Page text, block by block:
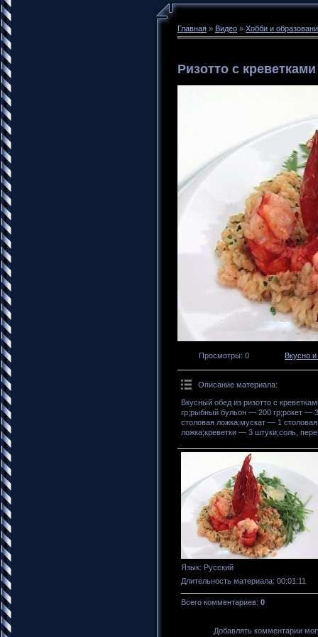
Главная » Видео » Хобби и
Ризотто с
Просмотры: 0 Вкусно
Описание материала:
Вкусный обед из ризотто с
гр;рыбный бульон — 200 гр;рокет —
столовая ложка;мускат — 1
ложка;креветки — 3 штуки;соль,
Язык: Русский
Длительность материала: 00:01:11
Всего комментариев: 0
Добавлять комментарии